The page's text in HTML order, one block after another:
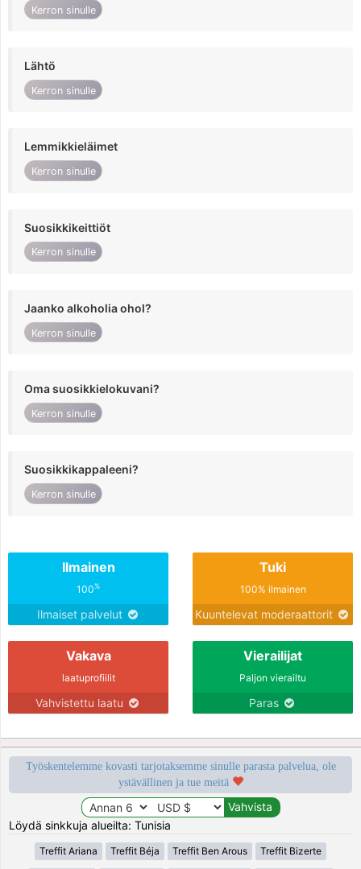
Kerron sinulle
Lähtö
Kerron sinulle
Lemmikkieläimet
Kerron sinulle
Suosikkikeittiöt
Kerron sinulle
Jaanko alkoholia ohol?
Kerron sinulle
Oma suosikkielokuvani?
Kerron sinulle
Suosikkikappaleeni?
Kerron sinulle
Ilmainen
100%
Ilmaiset palvelut
Tuki
100% ilmainen
Kuuntelevat moderaattorit
Vakava
laatuprofiilit
Vahvistettu laatu
Vierailijat
Paljon vierailtu
Paras
Työskentelemme kovasti tarjotaksemme sinulle parasta palvelua, ole
ystävällinen ja tue meitä
Löydä sinkkuja alueilta: Tunisia
Treffit Ariana Treffit Béja Treffit Ben Arous Treffit Bizerte